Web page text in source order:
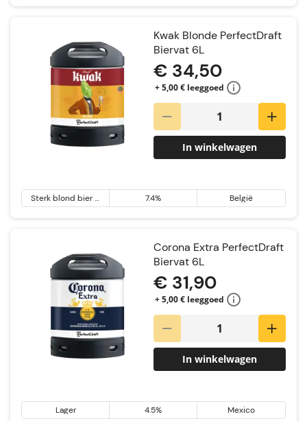
Kwak Blonde PerfectDraft
Biervat 6L
€ 34,50
+ 5,00 € leeggoed
In winkelwagen
Sterk blond bier &
Tripel
7.4% België
Corona Extra PerfectDraft
Biervat 6L
€ 31,90
+ 5,00 € leeggoed
In winkelwagen
Lager 4.5% Mexico